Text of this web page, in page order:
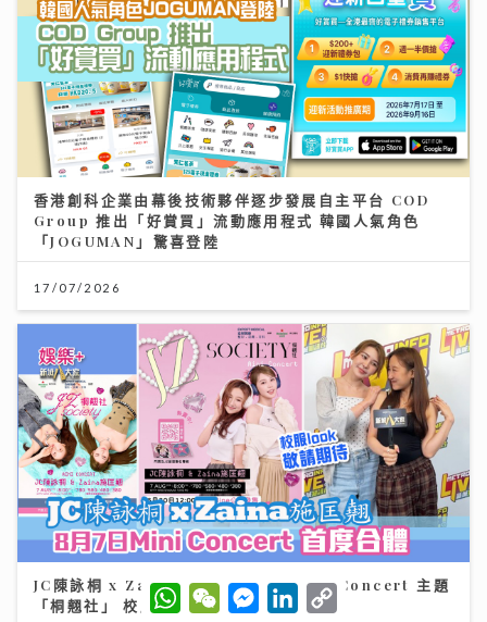
香港創科企業由幕後技術夥伴逐步發展自主平台 COD
Group 推出「好賞買」流動應用程式 韓國人氣角色
「JOGUMAN」驚喜登陸
17/07/2026
JC陳詠桐 x Zaina施匡翹首度合體Mini Concert 主題
「桐翹社」 校服look敬請期待
W
h
W
e
M
e
L
C